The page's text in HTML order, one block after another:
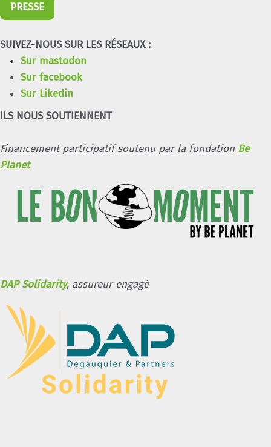
PRESSE
SUIVEZ-NOUS SUR LES RÉSEAUX :
Sur mastodon
Sur facebook
Sur Likedin
ILS NOUS SOUTIENNENT
Financement participatif soutenu par la fondation Be
Planet
DAP Solidarity, assureur engagé